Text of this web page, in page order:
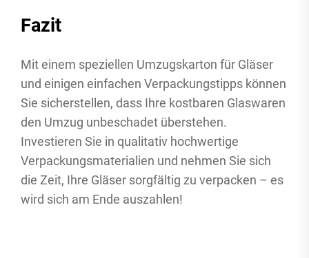
Fazit
Mit einem speziellen Umzugskarton für Gläser
und einigen einfachen Verpackungstipps können
Sie sicherstellen, dass Ihre kostbaren Glaswaren
den Umzug unbeschadet überstehen.
Investieren Sie in qualitativ hochwertige
Verpackungsmaterialien und nehmen Sie sich
die Zeit, Ihre Gläser sorgfältig zu verpacken – es
wird sich am Ende auszahlen!